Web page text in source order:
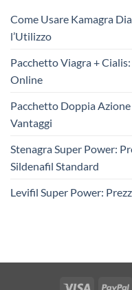
Come Usare Kamagra
l’Utilizzo
Pacchetto Viagra +
Online
Pacchetto Doppia
Vantaggi
Stenagra Super Power:
Sildenafil Standard
Levifil Super Power:
Visa